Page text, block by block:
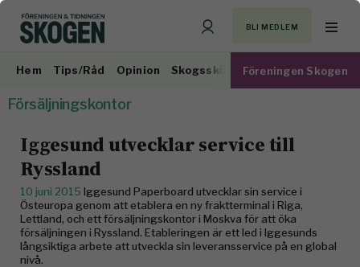
BLI MEDLEM
Hem Tips/Råd Opinion Skogsskötsel Virkesmarknad
Föreningen Skogen
Försäljningskontor
Iggesund utvecklar service till
Ryssland
10 juni 2015 Iggesund Paperboard utvecklar sin service i
Östeuropa genom att etablera en ny fraktterminal i Riga,
Lettland, och ett försäljningskontor i Moskva för att öka
försäljningen i Ryssland. Etableringen är ett led i Iggesunds
långsiktiga arbete att utveckla sin leveransservice på en global
nivå.